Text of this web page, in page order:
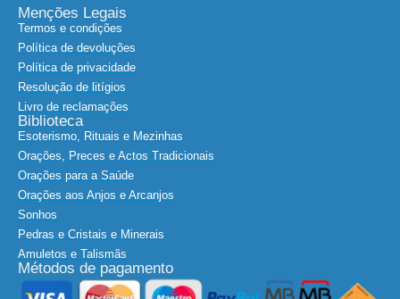
Menções Legais
Termos e condições
Política de devoluções
Política de privacidade
Resolução de litígios
Livro de reclamações
Biblioteca
Esoterismo, Rituais e Mezinhas
Orações, Preces e Actos Tradicionais
Orações para a Saúde
Orações aos Anjos e Arcanjos
Sonhos
Pedras e Cristais e Minerais
Amuletos e Talismãs
Métodos de pagamento